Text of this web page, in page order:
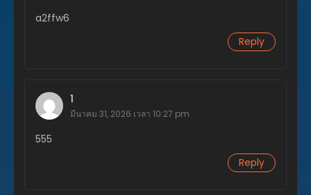
ตอนที่ 86
ธันวาคม 30, 2023
ตอนที่ 84
ธันวาคม 27, 2023
ตอนที่ 83
a2ffw6
Reply
1
มีนาคม 31, 2026 เวลา 10:27 pm
555
Reply